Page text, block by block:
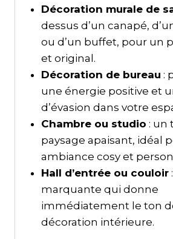
Décoration murale de
dessus d’un canapé,
ou d’un buffet, pour un
et original.
Décoration de bureau :
une énergie positive et
d’évasion dans votre
Chambre ou studio : un
paysage apaisant, idéal
ambiance cosy et
Hall d’entrée ou couloir
marquante qui donne
immédiatement le ton
décoration intérieure.